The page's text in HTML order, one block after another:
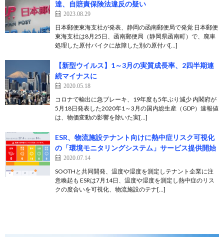
達、自賠責保険法違反の疑い
2023.08.29
日本郵便東海支社が発表、静岡の函南郵便局で発覚 日本郵便
東海支社は8月25日、函南郵便局（静岡県函南町）で、廃車
処理した原付バイクに故障した別の原付バ[…]
【新型ウイルス】1～3月の実質成長率、2四半期連
続マイナスに
2020.05.18
コロナで輸出に急ブレーキ、19年度も5年ぶり減少 内閣府が
5月18日発表した2020年1～3月の国内総生産（GDP）速報値
は、物価変動の影響を除いた実[…]
ESR、物流施設テナント向けに熱中症リスク可視化
の「環境モニタリングシステム」サービス提供開始
2020.07.14
SOOTHと共同開発、温度や湿度を測定しテナント企業に注
意喚起も ESRは7月14日、温度や湿度を測定し熱中症のリス
クの度合いを可視化、物流施設のテナ[…]